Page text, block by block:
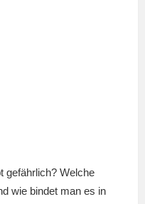
gefährlich? Welche
wie bindet man es in